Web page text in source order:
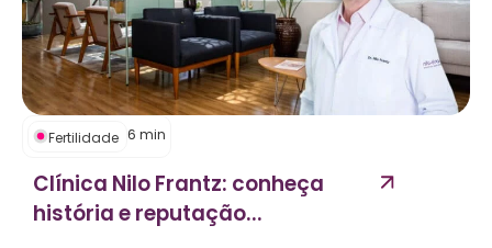
Fertilidade 6 min
Clínica Nilo Frantz: conheça
história e reputação...